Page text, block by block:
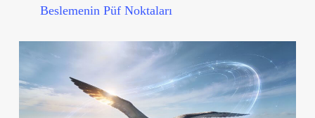
Beslemenin Püf Noktaları